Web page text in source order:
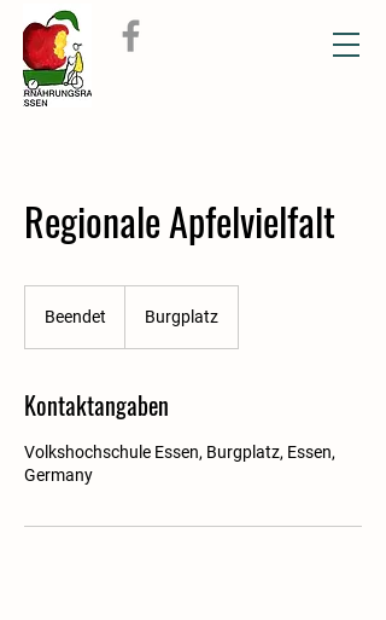
Regionale Apfelvielfalt
Beendet
d
t
Burgplatz
Kontaktangaben
Volkshochschule Essen, Burgplatz, Essen,
Germany